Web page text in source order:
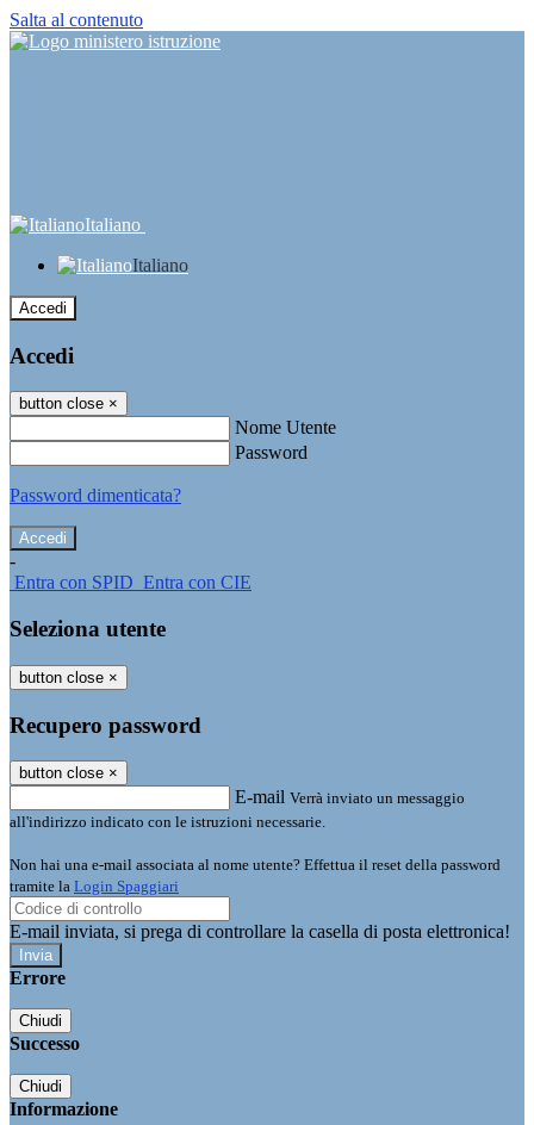
Salta al contenuto
Italiano
Italiano
Accedi
Accedi
button close ×
Nome Utente
Password
Password dimenticata?
-
Entra con SPID Entra con CIE
Seleziona utente
button close ×
Recupero password
button close ×
E-mail Verrà inviato un messaggio
all'indirizzo indicato con le istruzioni necessarie.
Non hai una e-mail associata al nome utente? Effettua il reset della password
tramite la Login Spaggiari
E-mail inviata, si prega di controllare la casella di posta elettronica!
Errore
Chiudi
Successo
Chiudi
Informazione